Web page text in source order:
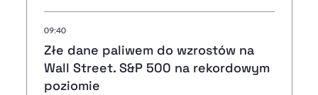
09:40
Złe dane paliwem do wzrostów na
Wall Street. S&P 500 na rekordowym
poziomie